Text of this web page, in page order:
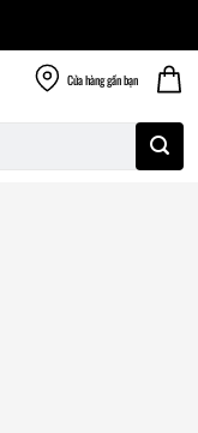
Cửa hànggần bạn